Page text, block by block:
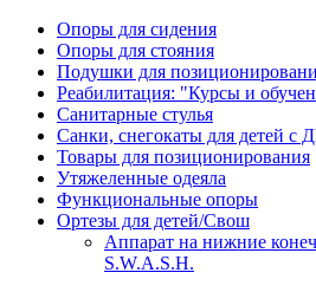
Опоры для сидения
Опоры для стояния
Подушки для
Реабилитация: "Курсы и
Санитарные стулья
Санки, снегокаты для детей с
Товары для позиционирования
Утяжеленные одеяла
Функциональные опоры
Ортезы для детей/Свош
Аппарат на нижние
S.W.A.S.H.